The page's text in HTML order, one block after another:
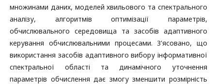
множинами даних, моделей хвильового та спектрального
аналізу, алгоритмів оптимізації параметрів,
обчислювального середовища та засобів адаптивного
керування обчислювальними процесами. З'ясовано, що
використання засобів адаптивного вибору інформативної
спектральної області та динамічного уточнення
параметрів обчислення дає змогу зменшити розмірність